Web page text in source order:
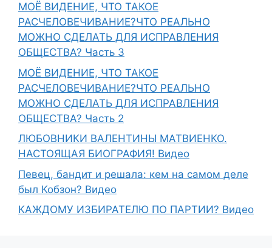
МОЁ ВИДЕНИЕ, ЧТО ТАКОЕ
РАСЧЕЛОВЕЧИВАНИЕ?ЧТО РЕАЛЬНО
МОЖНО СДЕЛАТЬ ДЛЯ ИСПРАВЛЕНИЯ
ОБЩЕСТВА? Часть 3
МОЁ ВИДЕНИЕ, ЧТО ТАКОЕ
РАСЧЕЛОВЕЧИВАНИЕ?ЧТО РЕАЛЬНО
МОЖНО СДЕЛАТЬ ДЛЯ ИСПРАВЛЕНИЯ
ОБЩЕСТВА? Часть 2
ЛЮБОВНИКИ ВАЛЕНТИНЫ МАТВИЕНКО.
НАСТОЯЩАЯ БИОГРАФИЯ! Видео
Певец, бандит и решала: кем на самом деле
был Кобзон? Видео
КАЖДОМУ ИЗБИРАТЕЛЮ ПО ПАРТИИ? Видео